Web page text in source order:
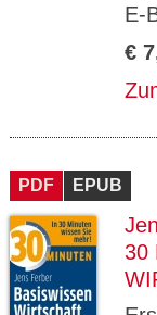
E-
€
PDF EPUB
30